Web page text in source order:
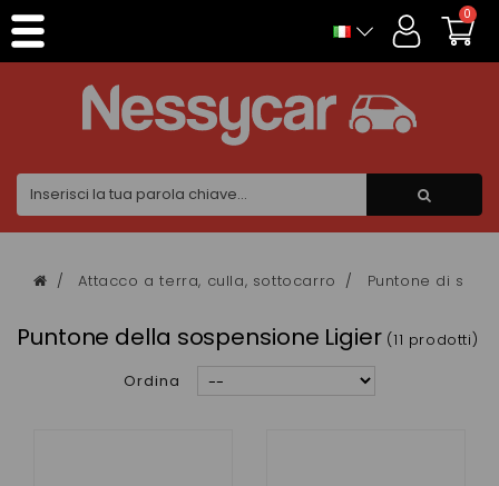
0
Attacco a terra, culla, sottocarro Puntone di
Puntone della sospensione Ligier (11 prodotti)
Ordina
Pannello di gestione dei cookies